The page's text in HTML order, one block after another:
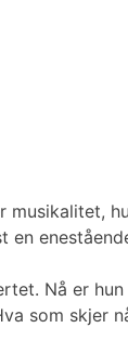
Nå er
som skjer